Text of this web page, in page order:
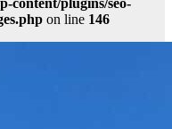
content/plugins/seo-
on line 146